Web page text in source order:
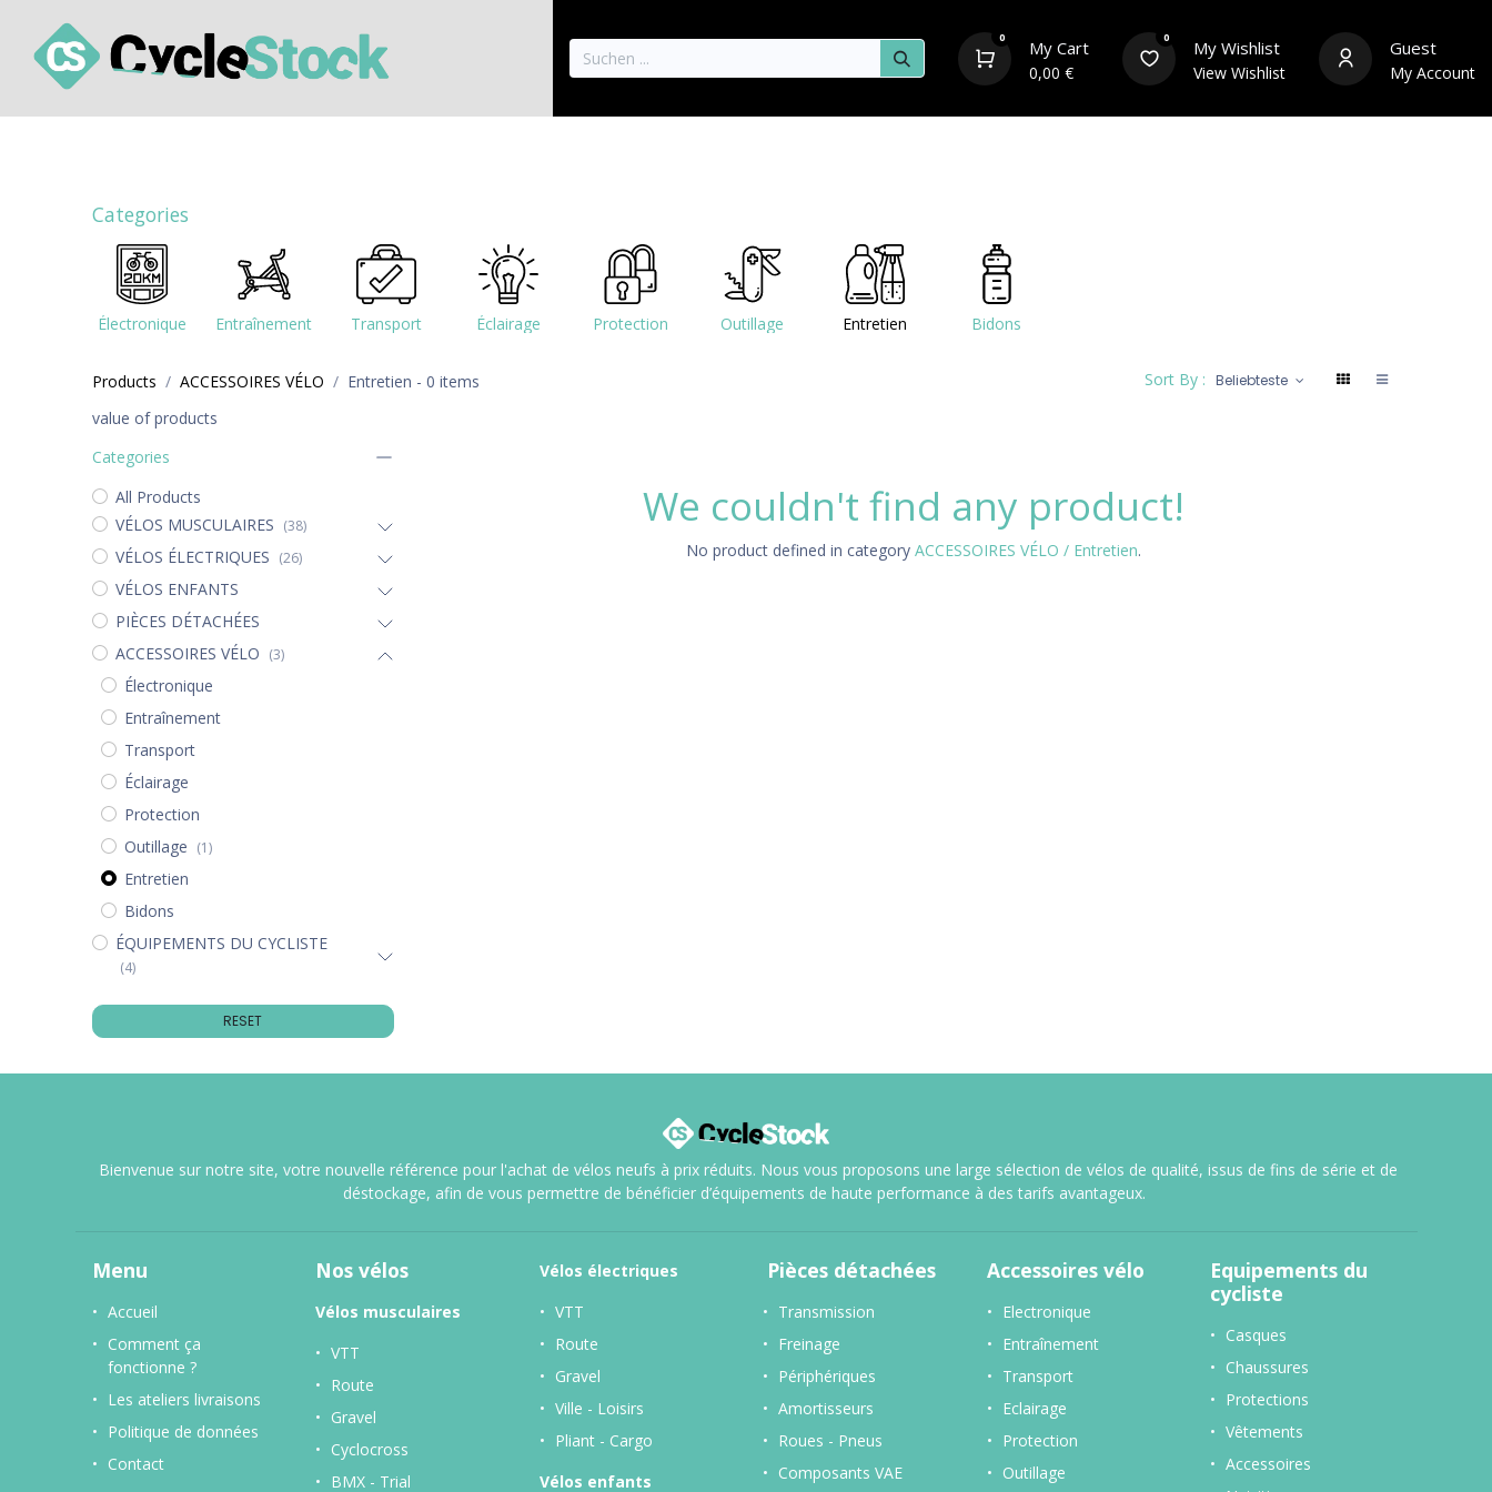
0 My Cart
0,00 €
0 My Wishlist
View Wishlist
Guest
My Account
Categories
Électronique Entraînement Transport Éclairage Protection Outillage Entretien Bidons
Products ACCESSOIRES VÉLO Entretien - 0 items Sort By : Beliebteste
value of products
Categories
All Products
VÉLOS MUSCULAIRES (38)
VÉLOS ÉLECTRIQUES (26)
VÉLOS ENFANTS
PIÈCES DÉTACHÉES
ACCESSOIRES VÉLO (3)
Électronique
Entraînement
Transport
Éclairage
Protection
Outillage (1)
Entretien
Bidons
ÉQUIPEMENTS DU CYCLISTE
(4)
RESET
We couldn't find any product!
No product defined in categoryACCESSOIRES VÉLO / Entretien.
Bienvenue sur notre site, votre nouvelle référence pour l'achat de vélos neufs à prix réduits. Nous vous proposons une large sélection de vélos de qualité, issus de fins de série et de
déstockage, afin de vous permettre de bénéficier d’équipements de haute performance à des tarifs avantageux.
Menu
Accueil
Comment ça
fonctionne ?
Les ateliers livraisons
Politique de données
Contact
Nos vélos
Vélos musculaires
VTT
Route
Gravel
Cyclocross
BMX - Trial
Vélos électriques
VTT
Route
Gravel
Ville - Loisirs
Pliant - Cargo
Vélos enfants
Pièces détachées
Transmission
Freinage
Périphériques
Amortisseurs
Roues - Pneus
Composants VAE
Accessoires vélo
Electronique
Entraînement
Transport
Eclairage
Protection
Outillage
Equipements du
cycliste
Casques
Chaussures
Protections
Vêtements
Accessoires